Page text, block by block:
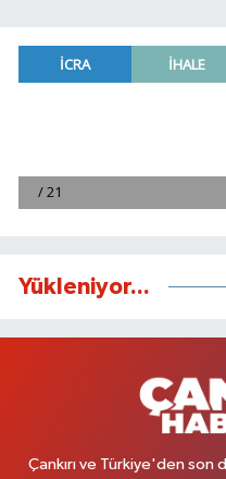
Yükleniyor...
Çankırı ve Türkiye'den